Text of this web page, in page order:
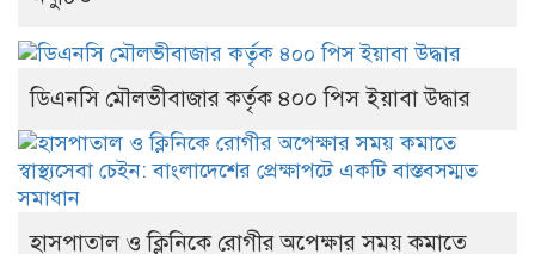
ডিএনসি মৌলভীবাজার কর্তৃক ৪০০ পিস ইয়াবা উদ্ধার
হাসপাতাল ও ক্লিনিকে রোগীর অপেক্ষার সময় কমাতে